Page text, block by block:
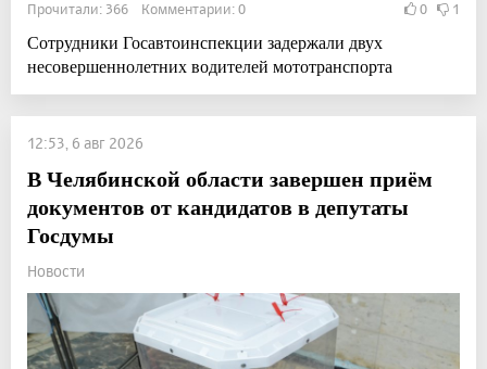
Прочитали: 366 Комментарии: 0 0 1
Сотрудники Госавтоинспекции задержали двух
несовершеннолетних водителей мототранспорта
12:53, 6 авг 2026
В Челябинской области завершен приём
документов от кандидатов в депутаты
Госдумы
Новости